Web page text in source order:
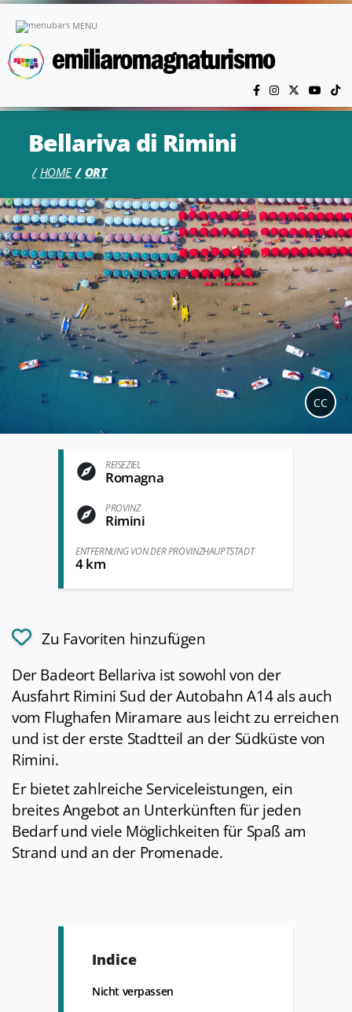
MENU
Bellariva di Rimini
HOME ORT
CC
REISEZIEL
Romagna
PROVINZ
Rimini
ENTFERNUNG VON DER PROVINZHAUPTSTADT
4 km
Zu Favoriten hinzufügen
Der Badeort Bellariva ist sowohl von der
Ausfahrt Rimini Sud der Autobahn A14 als auch
vom Flughafen Miramare aus leicht zu erreichen
und ist der erste Stadtteil an der Südküste von
Rimini.
Er bietet zahlreiche Serviceleistungen, ein
breites Angebot an Unterkünften für jeden
Bedarf und viele Möglichkeiten für Spaß am
Strand und an der Promenade.
Indice
Nicht verpassen